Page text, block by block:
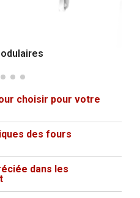
choisir pour votre
des fours
dans les